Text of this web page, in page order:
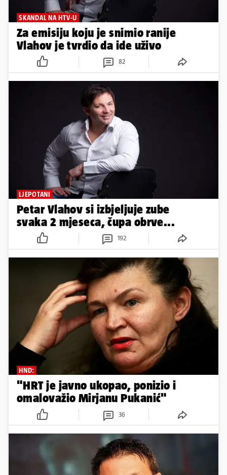
SKANDAL NA HTV-U
Za emisiju koju je snimio ranije
Vlahov je tvrdio da ide uživo
82
LJEPOTANI
Petar Vlahov si izbjeljuje zube
svaka 2 mjeseca, čupa obrve...
192
HND:
"HRT je javno ukopao, ponizio i
omalovažio Mirjanu Pukanić"
36